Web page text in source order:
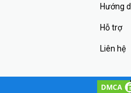
Hướng
Hỗ trợ
Liên hệ